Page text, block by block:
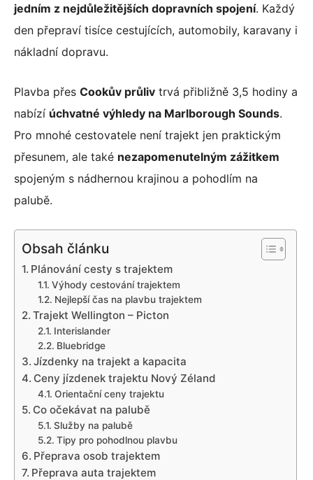
jedním z nejdůležitějších dopravních spojení. Každý
den přepraví tisíce cestujících, automobily, karavany i
nákladní dopravu.
Plavba přes Cookův průliv trvá přibližně 3,5 hodiny a
nabízí úchvatné výhledy na Marlborough Sounds.
Pro mnohé cestovatele není trajekt jen praktickým
přesunem, ale také nezapomenutelným zážitkem
spojeným s nádhernou krajinou a pohodlím na
palubě.
Obsah článku
Plánování cesty s trajektem
Výhody cestování trajektem
Nejlepší čas na plavbu trajektem
Trajekt Wellington – Picton
Interislander
Bluebridge
Jízdenky na trajekt a kapacita
Ceny jízdenek trajektu Nový Zéland
Orientační ceny trajektu
Co očekávat na palubě
Služby na palubě
Tipy pro pohodlnou plavbu
Přeprava osob trajektem
Přeprava auta trajektem